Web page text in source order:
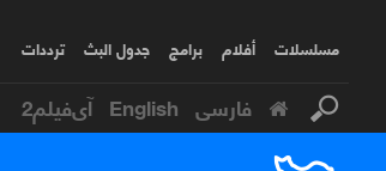
مسلسلات أفلام برامج جدول البث ترددات
فارسی English آی‌فیلم2